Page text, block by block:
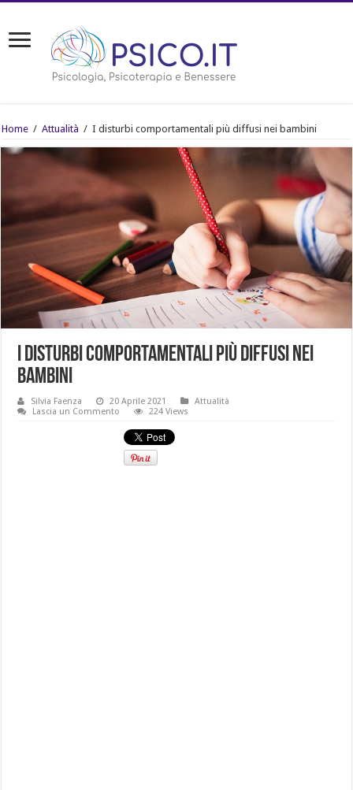
Home / Attualità / I disturbi comportamentali più diffusi nei bambini
I disturbi comportamentali più diffusi nei
bambini
Silvia Faenza 20 Aprile 2021
Attualità
Lascia un Commento
224 Views